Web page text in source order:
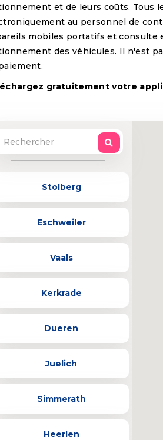
et de leurs coûts. Tous
au personnel de
mobiles portatifs et consulte
des véhicules. Il n'est
gratuitement votre
Stolberg
Eschweiler
Vaals
Kerkrade
Dueren
Juelich
Simmerath
Heerlen